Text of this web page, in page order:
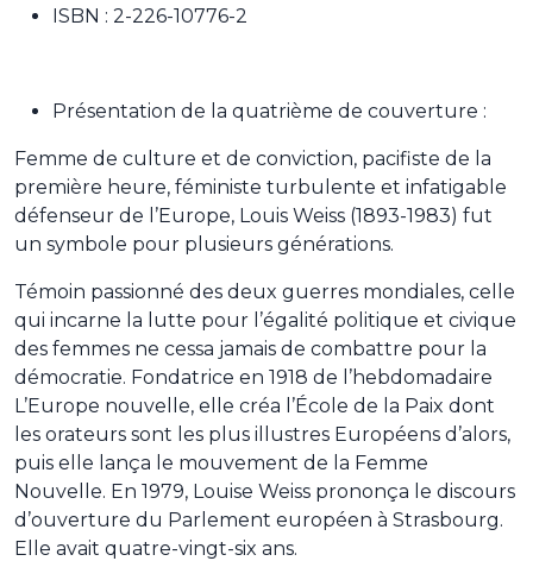
ISBN : 2-226-10776-2
Présentation de la quatrième de couverture :
Femme de culture et de conviction, pacifiste de la
première heure, féministe turbulente et infatigable
défenseur de l’Europe, Louis Weiss (1893-1983) fut
un symbole pour plusieurs générations.
Témoin passionné des deux guerres mondiales, celle
qui incarne la lutte pour l’égalité politique et civique
des femmes ne cessa jamais de combattre pour la
démocratie. Fondatrice en 1918 de l’hebdomadaire
L’Europe nouvelle, elle créa l’École de la Paix dont
les orateurs sont les plus illustres Européens d’alors,
puis elle lança le mouvement de la Femme
Nouvelle. En 1979, Louise Weiss prononça le discours
d’ouverture du Parlement européen à Strasbourg.
Elle avait quatre-vingt-six ans.